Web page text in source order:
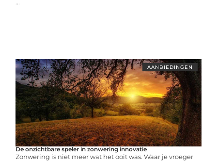
...
AANBIEDINGEN
De onzichtbare speler in zonwering innovatie
Zonwering is niet meer wat het ooit was. Waar je vroeger